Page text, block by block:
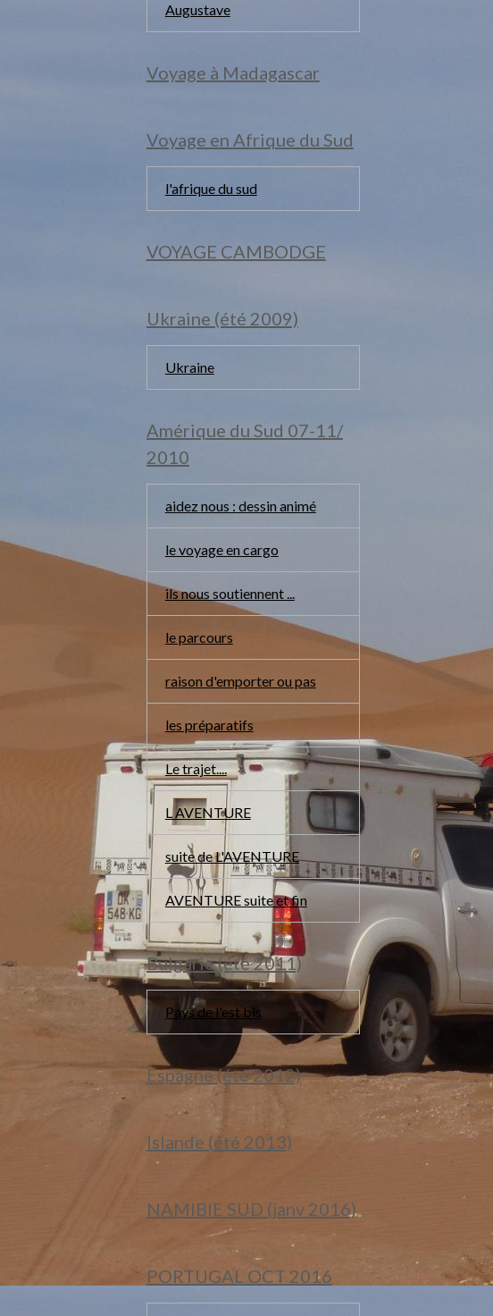
Augustave
Voyage à Madagascar
Voyage en Afrique du Sud
l'afrique du sud
VOYAGE CAMBODGE
Ukraine (été 2009)
Ukraine
Amérique du Sud 07-11/
2010
aidez nous : dessin animé
le voyage en cargo
ils nous soutiennent ...
le parcours
raison d'emporter ou pas
les préparatifs
Le trajet....
L AVENTURE
suite de L'AVENTURE
AVENTURE suite et fin
Bulgarie (été 2011)
Pays de l'est bis
Espagne (été 2012)
Islande (été 2013)
NAMIBIE SUD (janv 2016)
PORTUGAL OCT 2016